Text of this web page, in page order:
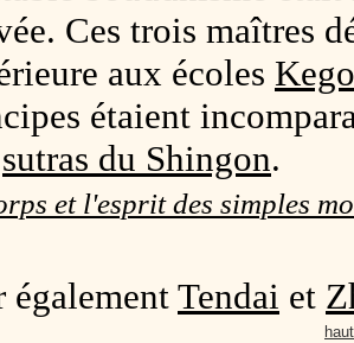
Ces trois maîtres
aux écoles
étaient
sutras du Shingon.
et l'esprit des simples
également Tendai et